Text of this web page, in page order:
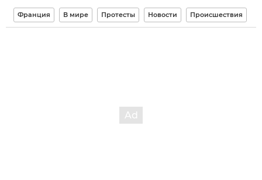
Франция В мире Протесты Новости Происшествия